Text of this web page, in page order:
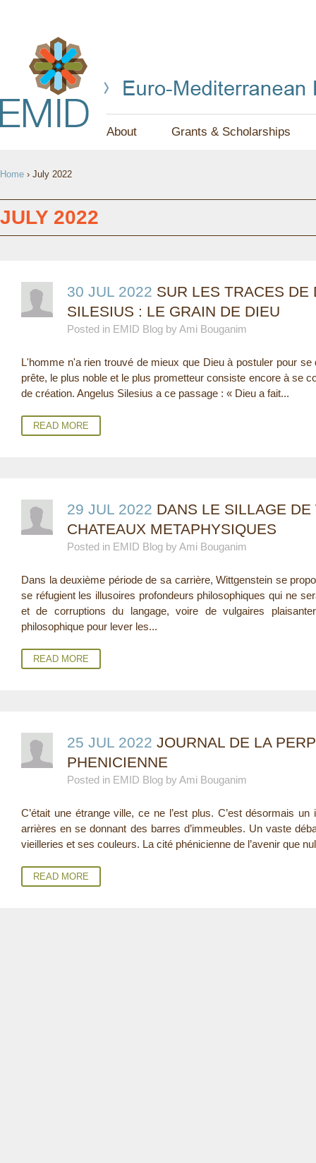
About Grants & Scholarships
U
A
Home › July 2022
JULY 2022
30 JUL 2022 SUR LES TRACES DE
SILESIUS : LE GRAIN DE DIEU
Posted in EMID Blog by Ami Bouganim
L'homme n'a rien trouvé de mieux que Dieu à postuler pour
prête, le plus noble et le plus prometteur consiste encore à se
de création. Angelus Silesius a ce passage : « Dieu a fait...
READ MORE
29 JUL 2022 DANS LE SILLAGE
CHATEAUX METAPHYSIQUES
Posted in EMID Blog by Ami Bouganim
Dans la deuxième période de sa carrière, Wittgenstein se
se réfugient les illusoires profondeurs philosophiques qui ne
et de corruptions du langage, voire de vulgaires
philosophique pour lever les...
READ MORE
25 JUL 2022 JOURNAL DE LA
PHENICIENNE
Posted in EMID Blog by Ami Bouganim
C’était une étrange ville, ce ne l’est plus. C’est désormais
arrières en se donnant des barres d’immeubles. Un vaste
vieilleries et ses couleurs. La cité phénicienne de l’avenir que
READ MORE